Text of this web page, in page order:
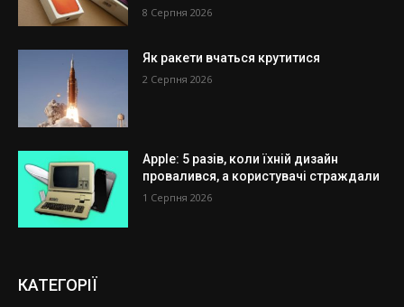
8 Серпня 2026
Як ракети вчаться крутитися
2 Серпня 2026
Apple: 5 разів, коли їхній дизайн
провалився, а користувачі страждали
1 Серпня 2026
КАТЕГОРІЇ